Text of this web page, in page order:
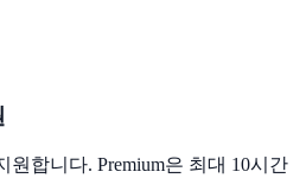
원합니다. Premium은 최대 10시간